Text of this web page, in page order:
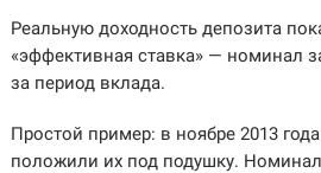
Реальную доходность депозита
«эффективная ставка» — номинал
за период вклада.
Простой пример: в ноябре 2013
положили их под подушку.